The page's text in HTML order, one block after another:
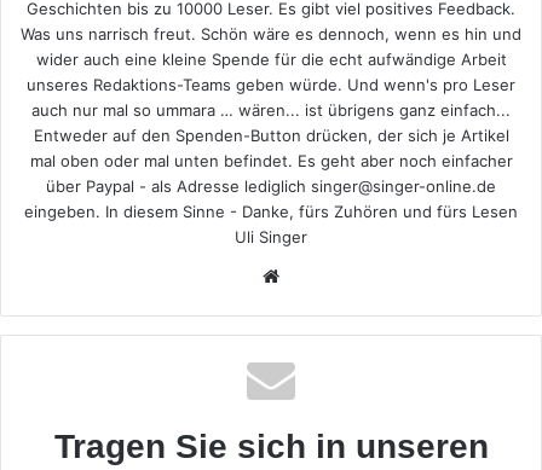
Geschichten bis zu 10000 Leser. Es gibt viel positives Feedback.
Was uns narrisch freut. Schön wäre es dennoch, wenn es hin und
wider auch eine kleine Spende für die echt aufwändige Arbeit
unseres Redaktions-Teams geben würde. Und wenn's pro Leser
auch nur mal so ummara … wären... ist übrigens ganz einfach...
Entweder auf den Spenden-Button drücken, der sich je Artikel
mal oben oder mal unten befindet. Es geht aber noch einfacher
über Paypal - als Adresse lediglich singer@singer-online.de
eingeben. In diesem Sinne - Danke, fürs Zuhören und fürs Lesen
Uli Singer
Tragen Sie sich in unseren